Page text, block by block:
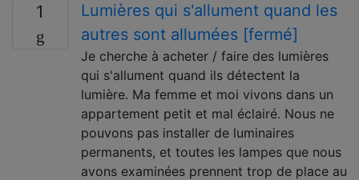
1
Lumières qui s'allument quand les
autres sont allumées [fermé]
Je cherche à acheter / faire des lumières
qui s'allument quand ils détectent la
lumière. Ma femme et moi vivons dans un
appartement petit et mal éclairé. Nous ne
pouvons pas installer de luminaires
permanents, et toutes les lampes que nous
avons examinées prennent trop de place au